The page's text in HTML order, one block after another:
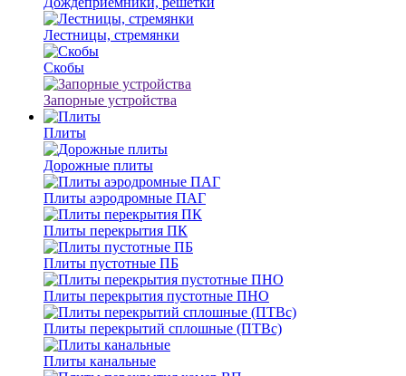
Лестницы, стремянки
Скобы
Запорные устройства
Плиты
Дорожные плиты
Плиты аэродромные ПАГ
Плиты перекрытия ПК
Плиты пустотные ПБ
Плиты перекрытия пустотные ПНО
Плиты перекрытий сплошные (ПТВс)
Плиты канальные